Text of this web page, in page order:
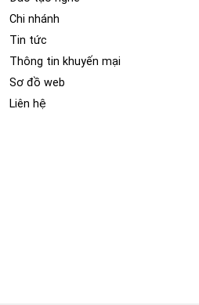
Chi nhánh
Tin tức
Thông tin khuyến mại
Sơ đồ web
Liên hệ